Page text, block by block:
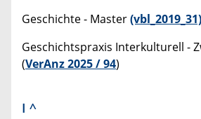
Geschichte - Master(vbl_2019_31)
Geschichtspraxis Interkulturell -
(VerAnz 2025 / 94)
I ^